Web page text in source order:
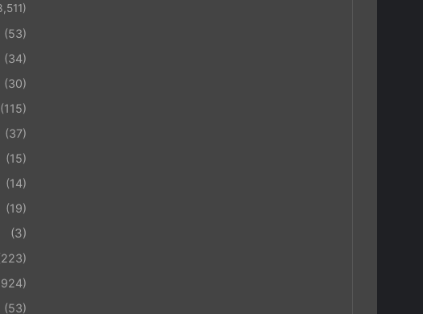
(53)
(34)
(30)
(115)
(37)
(15)
(14)
(19)
(3)
(53)